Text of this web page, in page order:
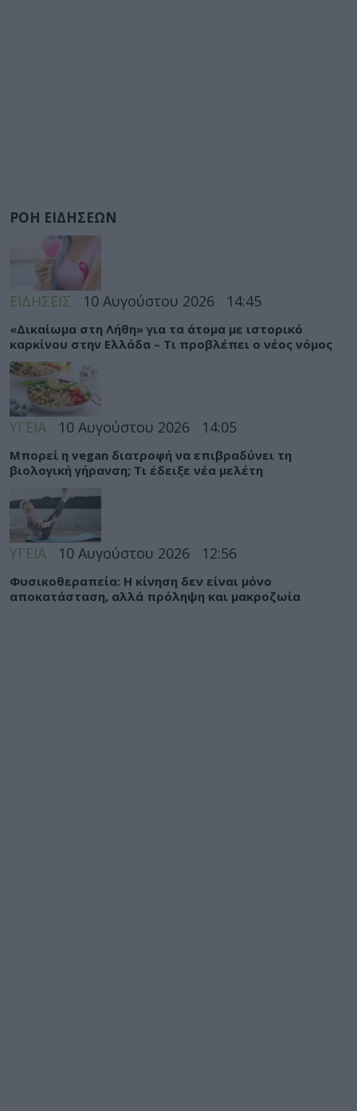
ΡΟΗ ΕΙΔΗΣΕΩΝ
ΕΙΔΗΣΕΙΣ 10 Αυγούστου 2026 14:45
«Δικαίωμα στη Λήθη» για τα άτομα με ιστορικό
καρκίνου στην Ελλάδα – Τι προβλέπει ο νέος νόμος
ΥΓΕΙΑ 10 Αυγούστου 2026 14:05
Μπορεί η vegan διατροφή να επιβραδύνει τη
βιολογική γήρανση; Τι έδειξε νέα μελέτη
ΥΓΕΙΑ 10 Αυγούστου 2026 12:56
Φυσικοθεραπεία: Η κίνηση δεν είναι μόνο
αποκατάσταση, αλλά πρόληψη και μακροζωία